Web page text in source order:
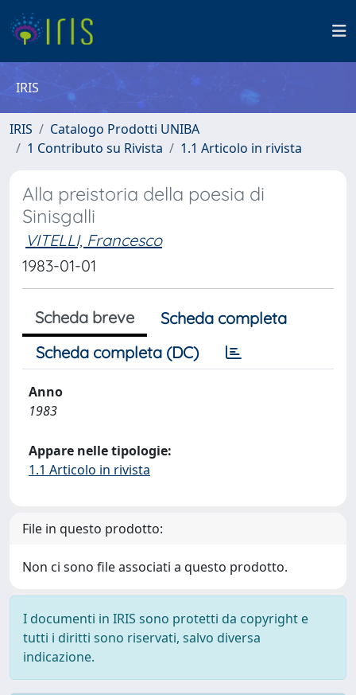
IRIS
IRIS
Catalogo Prodotti UNIBA
1 Contributo su Rivista
1.1 Articolo in rivista
Alla preistoria della poesia di
Sinisgalli
VITELLI, Francesco
1983-01-01
Scheda breve
Scheda completa
Scheda completa (DC)
Anno
1983
Appare nelle tipologie:
1.1 Articolo in rivista
File in questo prodotto:
Non ci sono file associati a questo prodotto.
I documenti in IRIS sono protetti da copyright e
tutti i diritti sono riservati, salvo diversa
indicazione.